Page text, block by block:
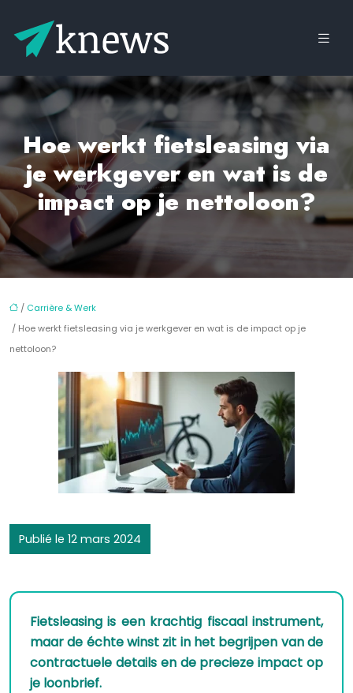
Hoe werkt fietsleasing via
je werkgever en wat is de
impact op je nettoloon?
/ Carrière & Werk
/ Hoe werkt fietsleasing via je werkgever en wat is de impact op je
nettoloon?
Publié le 12 mars 2024
Fietsleasing is een krachtig fiscaal instrument,
maar de échte winst zit in het begrijpen van de
contractuele details en de precieze impact op
je loonbrief.